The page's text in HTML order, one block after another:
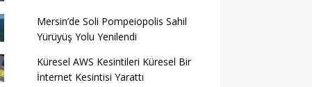
Mersin’de Soli Pompeiopolis Sahil
Yürüyüş Yolu Yenilendi
Küresel AWS Kesintileri Küresel Bir
İnternet Kesintisi Yarattı